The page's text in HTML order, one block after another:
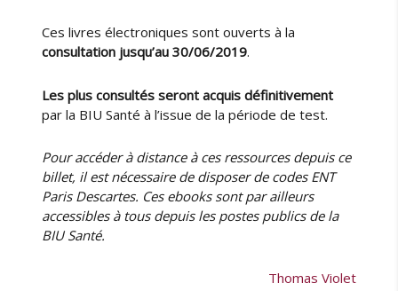
Ces livres électroniques sont ouverts à la
consultation jusqu’au 30/06/2019.
Les plus consultés seront acquis définitivement
par la BIU Santé à l’issue de la période de test.
Pour accéder à distance à ces ressources depuis ce
billet, il est nécessaire de disposer de codes ENT
Paris Descartes. Ces ebooks sont par ailleurs
accessibles à tous depuis les postes publics de la
BIU Santé.
Thomas Violet